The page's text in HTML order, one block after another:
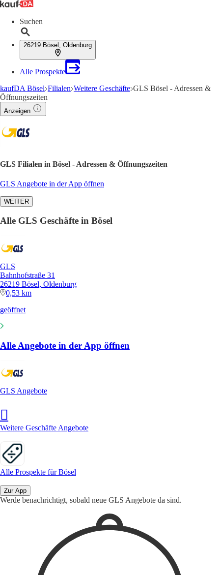
Suchen
26219 Bösel, Oldenburg
Alle Prospekte
kaufDA Bösel Filialen Weitere Geschäfte GLS Bösel - Adressen &
Öffnungszeiten
Anzeigen
GLS Filialen in Bösel - Adressen & Öffnungszeiten
GLS Angebote in der App öffnen
WEITER
Alle GLS Geschäfte in Bösel
GLS
Bahnhofstraße 31
26219 Bösel, Oldenburg
0,53 km
geöffnet
Alle Angebote in der App öffnen
GLS Angebote
Weitere Geschäfte Angebote
Alle Prospekte für Bösel
Zur App
Werde benachrichtigt, sobald neue GLS Angebote da sind.